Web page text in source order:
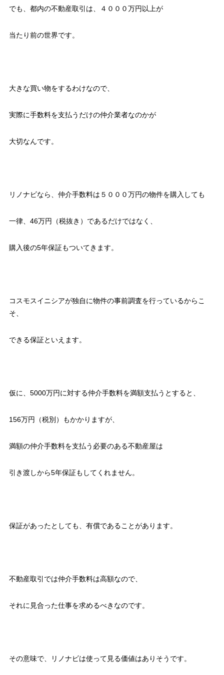
でも、都内の不動産取引は、４０００万円以上が
当たり前の世界です。
大きな買い物をするわけなので、
実際に手数料を支払うだけの仲介業者なのかが
大切なんです。
リノナビなら、仲介手数料は５０００万円の物件を購入しても
一律、46万円（税抜き）であるだけではなく、
購入後の5年保証もついてきます。
コスモスイニシアが独自に物件の事前調査を行っているからこ
そ、
できる保証といえます。
仮に、5000万円に対する仲介手数料を満額支払うとすると、
156万円（税別）もかかりますが、
満額の仲介手数料を支払う必要のある不動産屋は
引き渡しから5年保証もしてくれません。
保証があったとしても、有償であることがあります。
不動産取引では仲介手数料は高額なので、
それに見合った仕事を求めるべきなのです。
その意味で、リノナビは使って見る価値はありそうです。